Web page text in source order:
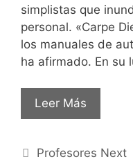
simplistas que
personal. «Carpe
los manuales de
ha afirmado. En su
Leer Más
Profesores Next